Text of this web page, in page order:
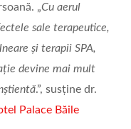
„Cu aerul
sale terapeutice,
și terapii SPA,
devine mai mult
.”, susține dr.
Palace Băile